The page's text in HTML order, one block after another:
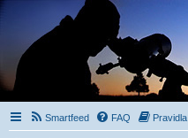
Smartfeed FAQ Pravidla